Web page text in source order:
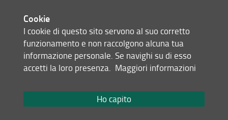
Corso di Laurea Triennale in Scienze Forestali e Ambientali
© Copyright 2012-2026 Università degli Studi di Firenze UNIFI
P.IVA/Cod.Fis 01279680480
Piazzale delle Cascine, 18 - 50144 Firenze (FI)
Email:
Cookie
I cookie di questo sito servono al suo corretto
funzionamento e non raccolgono alcuna tua
informazione personale. Se navighi su di esso
accetti la loro presenza. Maggiori informazioni
Ho capito